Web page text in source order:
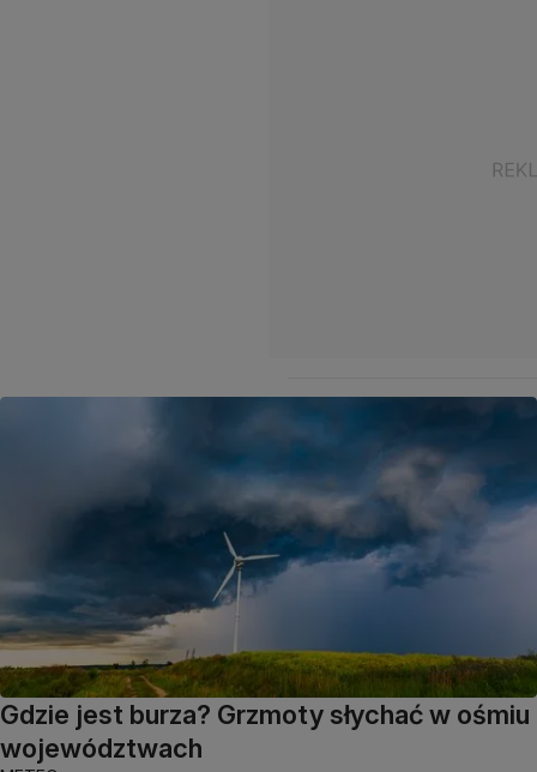
Gdzie jest burza? Grzmoty słychać w ośmiu
województwach